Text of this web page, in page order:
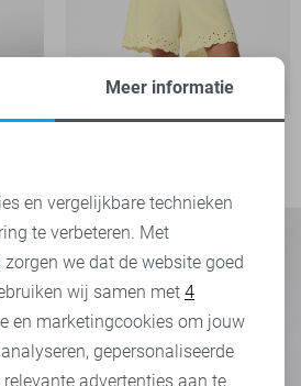
Meer informatie
en vergelijkbare technieken
te verbeteren. Met
we dat de website goed
wij samen met 4
en marketingcookies om jouw
gepersonaliseerde
advertenties aan te